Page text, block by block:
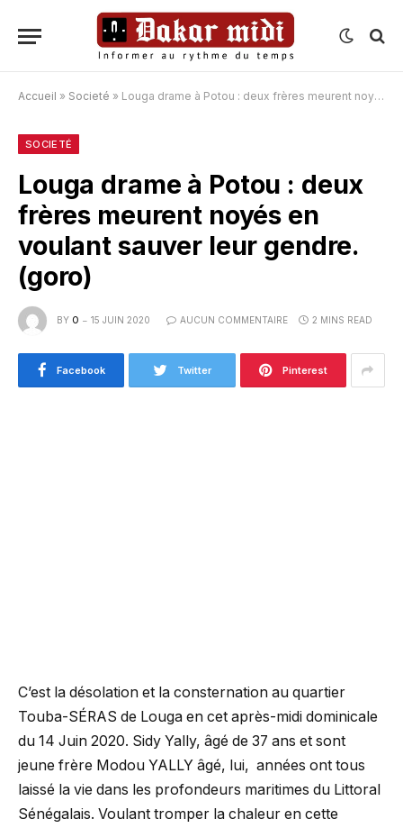
Accueil » Societé » Louga drame à Potou : deux frères meurent noyés en voulant sauver leur gendre. (goro)
SOCIETÉ
Louga drame à Potou : deux
frères meurent noyés en
voulant sauver leur gendre.
(goro)
BY O 15 JUIN 2020 AUCUN COMMENTAIRE 2 MINS READ
Facebook Twitter Pinterest
C’est la désolation et la consternation au quartier
Touba-SÉRAS de Louga en cet après-midi dominicale
du 14 Juin 2020. Sidy Yally, âgé de 37 ans et sont
jeune frère Modou YALLY âgé, lui, années ont tous
laissé la vie dans les profondeurs maritimes du Littoral
Sénégalais. Voulant tromper la chaleur en cette